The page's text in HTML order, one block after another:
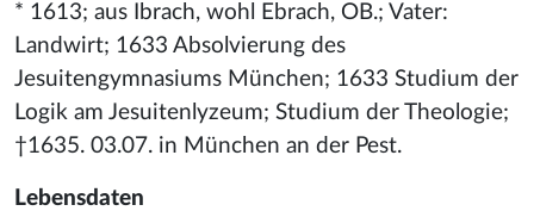
* 1613; aus Ibrach, wohl Ebrach, OB.; Vater:
Landwirt; 1633 Absolvierung des
Jesuitengymnasiums München; 1633 Studium der
Logik am Jesuitenlyzeum; Studium der Theologie;
†1635. 03.07. in München an der Pest.
Lebensdaten